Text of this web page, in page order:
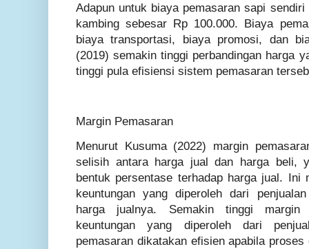
Adapun untuk biaya pemasaran sapi
kambing sebesar Rp 100.000. Biaya
biaya transportasi, biaya promosi, dan
(2019) semakin tinggi perbandingan harga
tinggi pula efisiensi sistem pemasaran
Margin Pemasaran
Menurut Kusuma (2022) margin
selisih antara harga jual dan harga beli,
bentuk persentase terhadap harga jual. Ini
keuntungan yang diperoleh dari
harga jualnya. Semakin tinggi margin
keuntungan yang diperoleh dari
pemasaran dikatakan efisien apabila